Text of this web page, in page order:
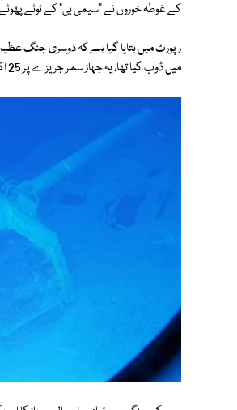
کے غوطہ خوروں نے "سیمی بی" کے ٹوٹے پھوٹے
میں ڈوب گیا تھا، یہ جہاز سمر جریزے پر 25 اکتوبر 1944 کو جاپان کی کالونی فلپائن سے لڑنے پہنچا تھا۔